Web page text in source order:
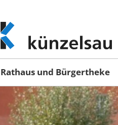
www.kuenzelsau.de
(zur
Startseite)
Rathaus und Bürgertheke